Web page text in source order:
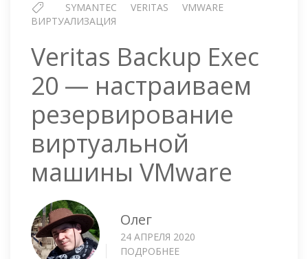
SYMANTEC VERITAS
VMWARE
ВИРТУАЛИЗАЦИЯ
Veritas Backup Exec
20 — настраиваем
резервирование
виртуальной
машины VMware
Олег
24 АПРЕЛЯ 2020
ПОДРОБНЕЕ